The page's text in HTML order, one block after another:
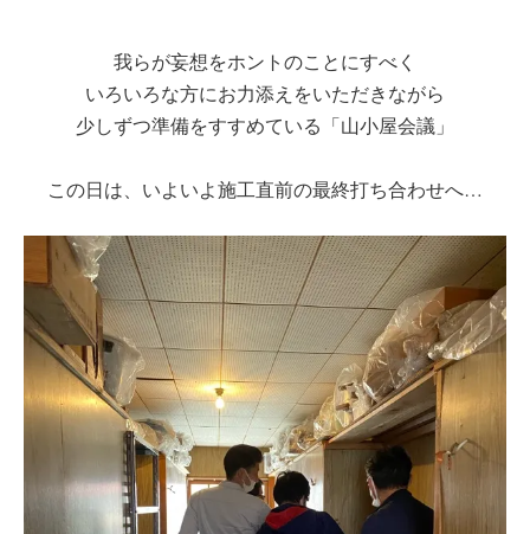
我らが妄想をホントのことにすべく
いろいろな方にお力添えをいただきながら
少しずつ準備をすすめている「山小屋会議」
この日は、いよいよ施工直前の最終打ち合わせへ…